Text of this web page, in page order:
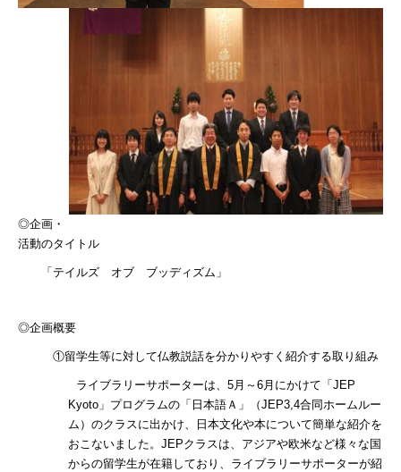
◎企画・
活動のタイトル
「テイルズ オブ ブッディズム」
◎企画概要
①留学生等に対して仏教説話を分かりやすく紹介する取り組み
ライブラリーサポーターは、 5月～6月にかけて「 JEP
Kyoto 」プログラムの「日本語Ａ」（JEP3,4合同ホームルー
ム）のクラスに出かけ、日本文化や本について簡単な紹介を
おこないました。 JEPクラスは、アジアや欧米など様々な国
からの留学生が在籍しており、ライブラリーサポーターが紹